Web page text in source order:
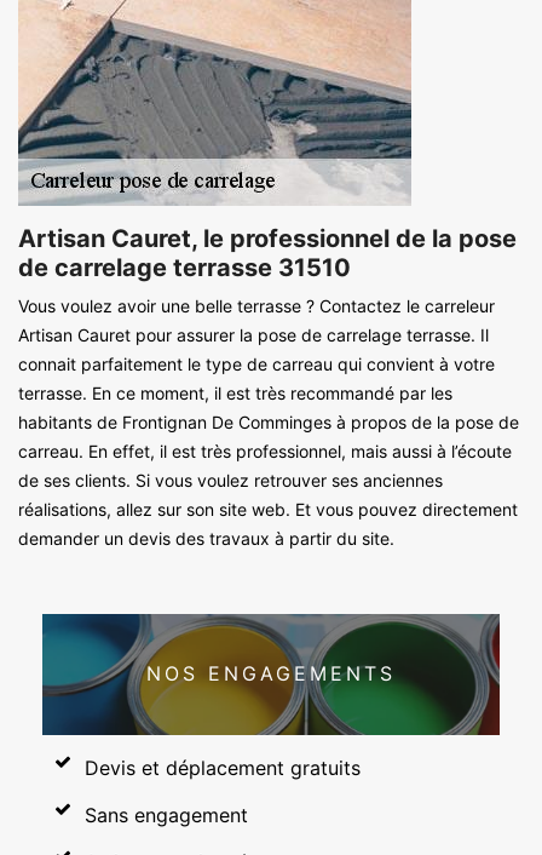
Artisan Cauret, le professionnel de la pose
de carrelage terrasse 31510
Vous voulez avoir une belle terrasse ? Contactez le carreleur
Artisan Cauret pour assurer la pose de carrelage terrasse. Il
connait parfaitement le type de carreau qui convient à votre
terrasse. En ce moment, il est très recommandé par les
habitants de Frontignan De Comminges à propos de la pose de
carreau. En effet, il est très professionnel, mais aussi à l’écoute
de ses clients. Si vous voulez retrouver ses anciennes
réalisations, allez sur son site web. Et vous pouvez directement
demander un devis des travaux à partir du site.
NOS ENGAGEMENTS
Devis et déplacement gratuits
Sans engagement